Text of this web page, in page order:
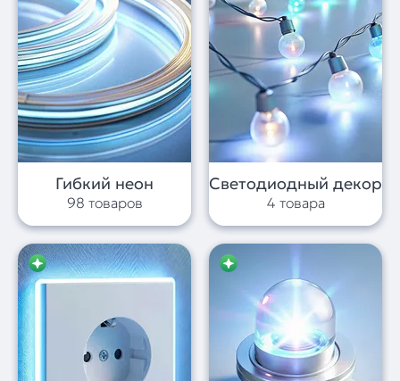
Гибкий неон
98 товаров
Светодиодный декор
4 товара